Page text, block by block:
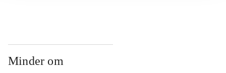
Minder om